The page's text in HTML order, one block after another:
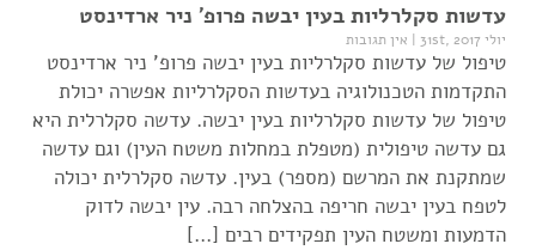
עדשות סקלרליות בעין יבשה פרופ' ניר ארדינסט
יולי 31st, 2017 | אין תגובות
טיפול של עדשות סקלרליות בעין יבשה פרופ' ניר ארדינסט
התקדמות הטכנולוגיה בעדשות הסקלרליות אפשרה יכולת
טיפול של עדשות סקלרליות בעין יבשה. עדשה סקלרלית היא
גם עדשה טיפולית (מטפלת במחלות משטח העין) וגם עדשה
שמתקנת את המרשם (מספר) בעין. עדשה סקלרלית יכולה
לטפח בעין יבשה חריפה בהצלחה רבה. עין יבשה לדוק
הדמעות ומשטח העין תפקידים רבים […]